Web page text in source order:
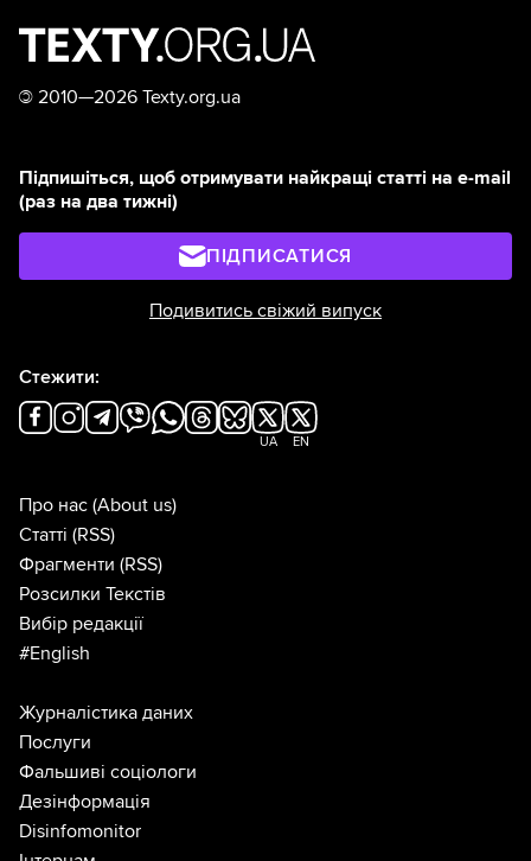
© 2010—2026 Texty.org.ua
Підпишіться, щоб отримувати найкращі статті на e-mail
(раз на два тижні)
ПІДПИСАТИСЯ
Подивитись свіжий випуск
Стежити:
UA EN
Про нас (About us)
Статті (RSS)
Фрагменти (RSS)
Розсилки Текстів
Вибір редакції
#English
Журналістика даних
Послуги
Фальшиві соціологи
Дезінформація
Disinfomonitor